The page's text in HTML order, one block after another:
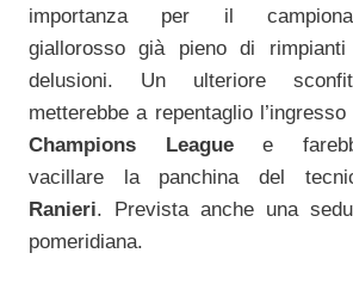
importanza per il
giallorosso già pieno di
delusioni. Un ulteriore
metterebbe a repentaglio l’ingresso
Champions Leaguee
vacillare la panchina del
Ranieri. Prevista anche una
pomeridiana.